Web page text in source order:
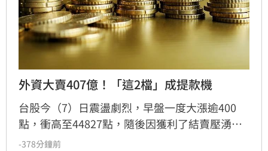
外資大賣407億！「這2檔」成提款機
台股今（7）日震盪劇烈，早盤一度大漲逾400
點，衝高至44827點，隨後因獲利了結賣壓湧
現，指數翻黑收在44225.91點，下跌170.79點，
-378分鐘前